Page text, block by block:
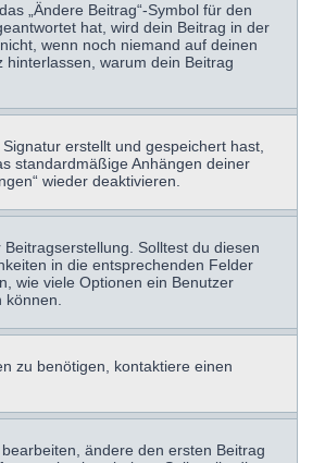
„Ändere Beitrag“-Symbol für den
hat, wird dein Beitrag in der
wenn noch niemand auf deinen
warum dein Beitrag
erstellt und gespeichert hast,
standardmäßige Anhängen deiner
wieder deaktivieren.
Solltest du diesen
in die entsprechenden Felder
wie viele Optionen ein Benutzer
zu benötigen, kontaktiere einen
ändere den ersten Beitrag